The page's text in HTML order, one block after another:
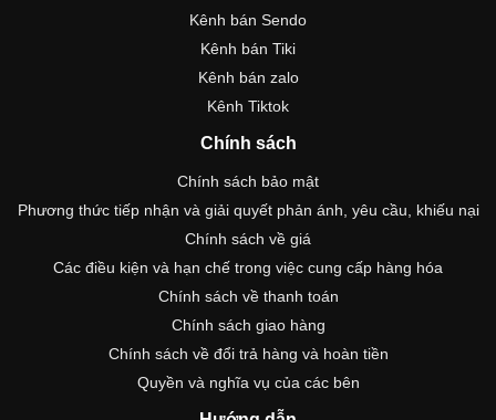
Kênh bán Sendo
Kênh bán Tiki
Kênh bán zalo
Kênh Tiktok
Chính sách
Chính sách bảo mật
Phương thức tiếp nhận và giải quyết phản ánh, yêu cầu, khiếu nại
Chính sách về giá
Các điều kiện và hạn chế trong việc cung cấp hàng hóa
Chính sách về thanh toán
Chính sách giao hàng
Chính sách về đổi trả hàng và hoàn tiền
Quyền và nghĩa vụ của các bên